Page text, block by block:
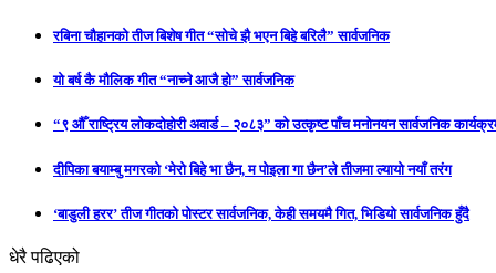
रबिना चौहानको तीज बिशेष गीत “सोचे झै भएन बिहे बरिलै” सार्वजनिक
यो बर्ष कै मौलिक गीत “नाच्ने आजै हो” सार्वजनिक
“९ औँ राष्ट्रिय लोकदोहोरी अवार्ड – २०८३” को उत्कृष्ट पाँच मनोनयन सार्वजनिक
दीपिका बयाम्बु मगरको ‘मेरो बिहे भा छैन, म पोइला गा छैन’ले तीजमा ल्यायो नयाँ तरंग
‘बाडुली हरर’ तीज गीतको पोस्टर सार्वजनिक, केही समयमै गित, भिडियो सार्वजनिक हुँदै
धेरै पढिएको